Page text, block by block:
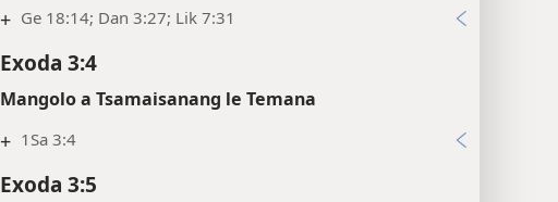
+ Ge 18:14; Dan 3:27; Lik 7:31
Exoda 3:4
Mangolo a Tsamaisanang le Temana
+ 1Sa 3:4
Exoda 3:5